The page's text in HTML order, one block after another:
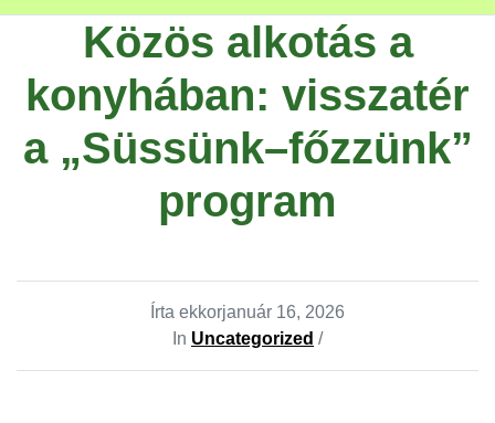
Közös alkotás a
konyhában: visszatér
a „Süssünk–főzzünk”
program
Írta ekkorjanuár 16, 2026
In Uncategorized /